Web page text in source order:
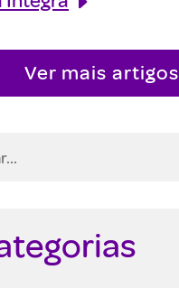
Ver mais artigos